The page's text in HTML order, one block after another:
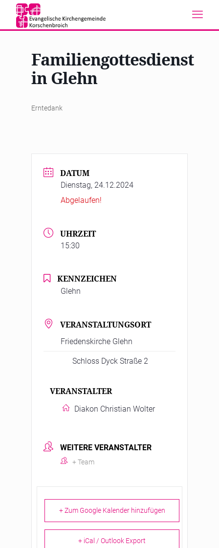
Familiengottesdienst
in Glehn
Erntedank
DATUM
Dienstag, 24.12.2024
Abgelaufen!
UHRZEIT
15:30
KENNZEICHEN
Glehn
VERANSTALTUNGSORT
Friedenskirche Glehn
Schloss Dyck Straße 2
VERANSTALTER
Diakon Christian Wolter
WEITERE VERANSTALTER
+ Team
+ Zum Google Kalender hinzufügen
+ iCal / Outlook Export